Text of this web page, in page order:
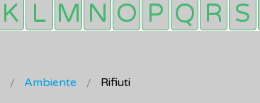
Ambiente Rifiuti